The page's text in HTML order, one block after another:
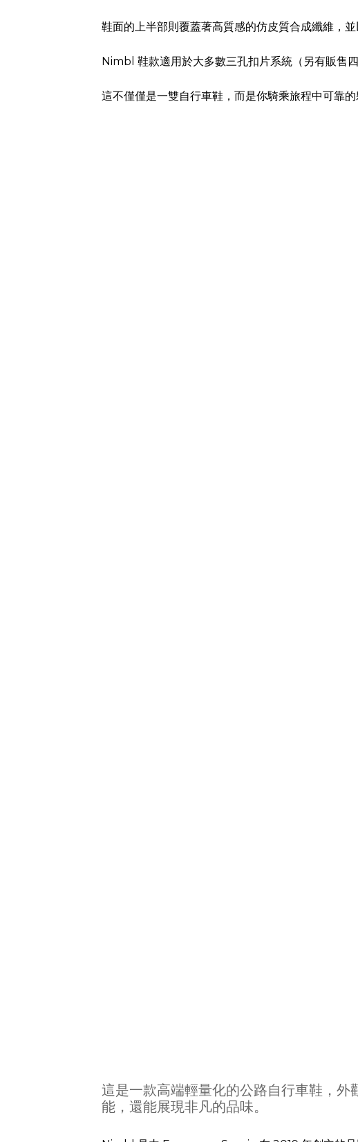
鞋面的上半部則覆蓋著高質感的仿皮質合成纖維，
Nimbl 鞋款適用於大多數三孔扣片系統（另有販售
這不僅僅是一雙自行車鞋，而是你騎乘旅程中可靠
這是一款高端輕量化的公路自行車鞋，
能，還能展現非凡的品味。